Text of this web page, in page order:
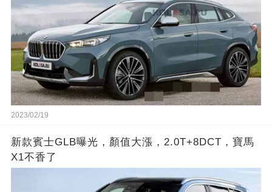
2023/02/19
新款賓士GLB曝光，顏值大漲，2.0T+8DCT，寶馬
X1不香了